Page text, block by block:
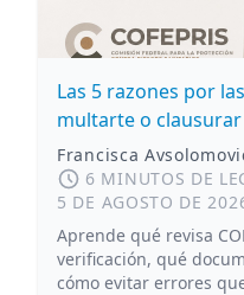
Las 5 razones por
multarte o
Francisca
6 MINUTOS DE
5 DE AGOSTO DE
Aprende qué revisa
verificación, qué
cómo evitar errores